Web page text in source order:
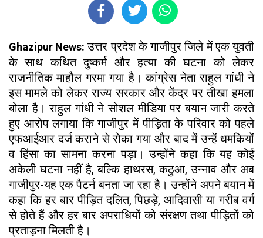
Ghazipur News: उत्तर प्रदेश के गाजीपुर जिले में एक युवती
के साथ कथित दुष्कर्म और हत्या की घटना को लेकर
राजनीतिक माहौल गरमा गया है। कांग्रेस नेता राहुल गांधी ने
इस मामले को लेकर राज्य सरकार और केंद्र पर तीखा हमला
बोला है। राहुल गांधी ने सोशल मीडिया पर बयान जारी करते
हुए आरोप लगाया कि गाजीपुर में पीड़िता के परिवार को पहले
एफआईआर दर्ज कराने से रोका गया और बाद में उन्हें धमकियों
व हिंसा का सामना करना पड़ा। उन्होंने कहा कि यह कोई
अकेली घटना नहीं है, बल्कि हाथरस, कठुआ, उन्नाव और अब
गाजीपुर-यह एक पैटर्न बनता जा रहा है। उन्होंने अपने बयान में
कहा कि हर बार पीड़ित दलित, पिछड़े, आदिवासी या गरीब वर्ग
से होते हैं और हर बार अपराधियों को संरक्षण तथा पीड़ितों को
प्रताड़ना मिलती है।